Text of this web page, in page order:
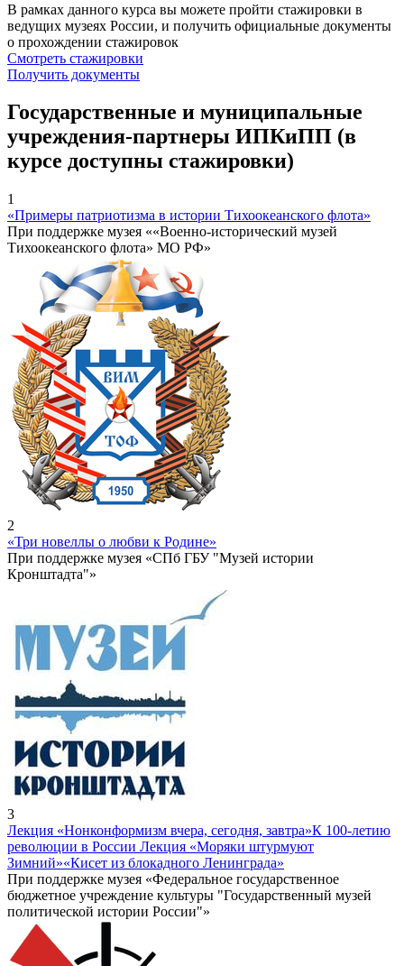
В рамках данного курса вы можете пройти стажировки в
ведущих музеях России, и получить официальные документы
о прохождении стажировок
Смотреть стажировки
Получить документы
Государственные и муниципальные
учреждения-партнеры ИПКиПП (в
курсе доступны стажировки)
1
«Примеры патриотизма в истории Тихоокеанского флота»
При поддержке музея ««Военно-исторический музей
Тихоокеанского флота» МО РФ»
2
«Три новеллы о любви к Родине»
При поддержке музея «СПб ГБУ "Музей истории
Кронштадта"»
3
Лекция «Нонконформизм вчера, сегодня, завтра»К 100-летию
революции в России Лекция «Моряки штурмуют
Зимний»«Кисет из блокадного Ленинграда»
При поддержке музея «Федеральное государственное
бюджетное учреждение культуры "Государственный музей
политической истории России"»